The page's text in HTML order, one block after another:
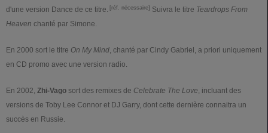
d'une version Dance de ce titre. [réf. nécessaire] Suivra le titre Teardrops From
Heaven chanté par Simone.
En 2000 sort le titre On My Mind, chanté par Cindy Gabriel, a priori uniquement
en CD promo avec une version radio.
En 2002, Zhi-Vago sort des remixes de Celebrate The Love, incluant des
versions de Toby Lee Connor et DJ Garry, dont cette dernière connaitra un
succès en Russie.